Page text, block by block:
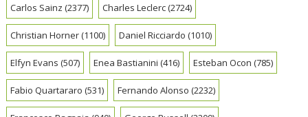
Carlos Sainz (2377) Charles Leclerc(2724)
Christian Horner(1100) Daniel Ricciardo (1010)
Elfyn Evans (507) Enea Bastianini (416) Esteban Ocon (785)
Fabio Quartararo (531) Fernando Alonso (2232)